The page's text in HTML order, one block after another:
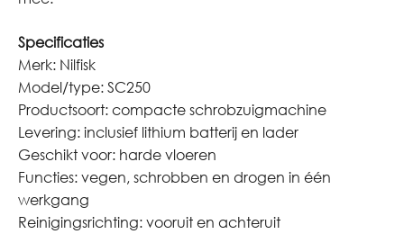
Specificaties
Merk: Nilfisk
Model/type: SC250
Productsoort: compacte schrobzuigmachine
Levering: inclusief lithium batterij en lader
Geschikt voor: harde vloeren
Functies: vegen, schrobben en drogen in één
werkgang
Reinigingsrichting: vooruit en achteruit